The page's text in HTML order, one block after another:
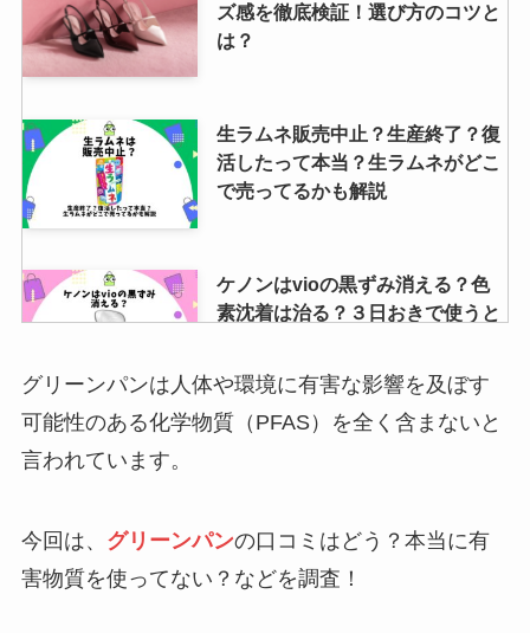
ズ感を徹底検証！選び方のコツと
は？
生ラムネ販売中止？生産終了？復
活したって本当？生ラムネがどこ
で売ってるかも解説
ケノンはvioの黒ずみ消える？色
素沈着は治る？３日おきで使うと
シゲキックス販売中止？復刻版の
ウォーターワンの電気代は？月々
グリーンパンは人体や環境に有害な影響を及ぼす
可能性のある化学物質（PFAS）を全く含まないと
言われています。
今回は、 グリーンパンの口コミはどう？本当に有
害物質を使ってない？などを調査！